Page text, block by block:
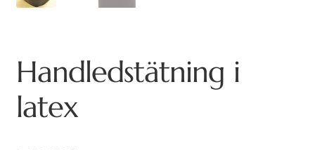
Handledstätning i
latex